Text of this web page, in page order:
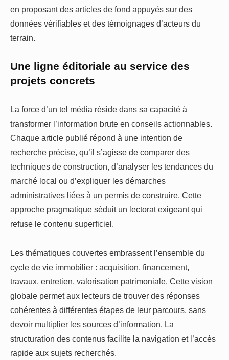
en proposant des articles de fond appuyés sur des
données vérifiables et des témoignages d’acteurs du
terrain.
Une ligne éditoriale au service des
projets concrets
La force d’un tel média réside dans sa capacité à
transformer l’information brute en conseils actionnables.
Chaque article publié répond à une intention de
recherche précise, qu’il s’agisse de comparer des
techniques de construction, d’analyser les tendances du
marché local ou d’expliquer les démarches
administratives liées à un permis de construire. Cette
approche pragmatique séduit un lectorat exigeant qui
refuse le contenu superficiel.
Les thématiques couvertes embrassent l’ensemble du
cycle de vie immobilier : acquisition, financement,
travaux, entretien, valorisation patrimoniale. Cette vision
globale permet aux lecteurs de trouver des réponses
cohérentes à différentes étapes de leur parcours, sans
devoir multiplier les sources d’information. La
structuration des contenus facilite la navigation et l’accès
rapide aux sujets recherchés.